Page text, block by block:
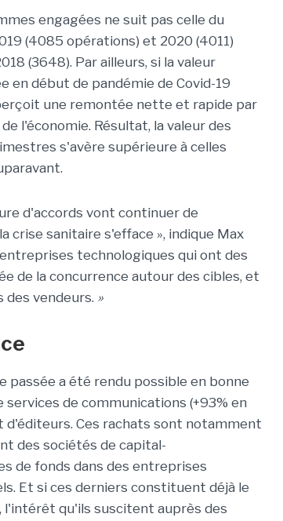
engagées ne suit pas celle du
(4085 opérations) et 2020 (4011)
(3648). Par ailleurs, si la valeur
en début de pandémie de Covid-19
une remontée nette et rapide par
l'économie. Résultat, la valeur des
s'avère supérieure à celles
d'accords vont continuer de
crise sanitaire s'efface », indique Max
technologiques qui ont des
de la concurrence autour des cibles, et
des vendeurs. »
passée a été rendu possible en bonne
de communications (+93% en
d'éditeurs. Ces rachats sont notamment
des sociétés de capital-
de fonds dans des entreprises
Et si ces derniers constituent déjà le
qu'ils suscitent auprès des